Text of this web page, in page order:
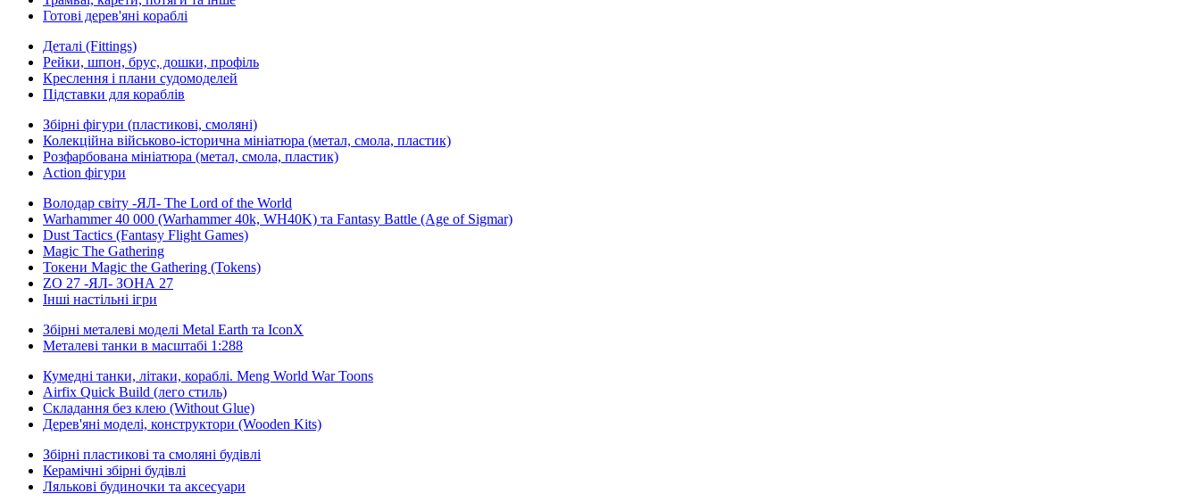
Готові дерев'яні кораблі
Деталі (Fittings)
Рейки, шпон, брус, дошки, профіль
Креслення і плани судомоделей
Підставки для кораблів
Збірні фігури (пластикові, смоляні)
Колекційна військово-історична мініатюра (метал, смола, пластик)
Розфарбована мініатюра (метал, смола, пластик)
Action фігури
Володар світу -ЯЛ- The Lord of the World
Warhammer 40 000 (Warhammer 40k, WH40K) та Fantasy Battle (Age of Sigmar)
Dust Tactics (Fantasy Flight Games)
Magic The Gathering
Токени Magic the Gathering (Tokens)
ZO 27 -ЯЛ- ЗОНА 27
Інші настільні ігри
Збірні металеві моделі Metal Earth та IconX
Металеві танки в масштабі 1:288
Кумедні танки, літаки, кораблі. Meng World War Toons
Airfix Quick Build (лего стиль)
Складання без клею (Without Glue)
Дерев'яні моделі, конструктори (Wooden Kits)
Збірні пластикові та смоляні будівлі
Керамічні збірні будівлі
Лялькові будиночки та аксесуари